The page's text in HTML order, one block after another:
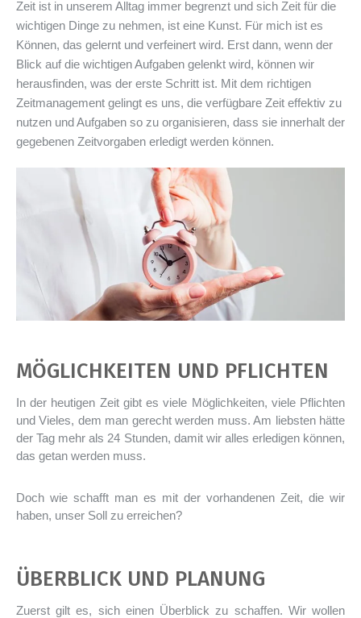
Zeit ist in unserem Alltag immer begrenzt und sich Zeit für die
wichtigen Dinge zu nehmen, ist eine Kunst. Für mich ist es
Können, das gelernt und verfeinert wird. Erst dann, wenn der
Blick auf die wichtigen Aufgaben gelenkt wird, können wir
herausfinden, was der erste Schritt ist. Mit dem richtigen
Zeitmanagement gelingt es uns, die verfügbare Zeit effektiv zu
nutzen und Aufgaben so zu organisieren, dass sie innerhalt der
gegebenen Zeitvorgaben erledigt werden können.
MÖGLICHKEITEN UND PFLICHTEN
In der heutigen Zeit gibt es viele Möglichkeiten, viele Pflichten
und Vieles, dem man gerecht werden muss. Am liebsten hätte
der Tag mehr als 24 Stunden, damit wir alles erledigen können,
das getan werden muss.
Doch wie schafft man es mit der vorhandenen Zeit, die wir
haben, unser Soll zu erreichen?
ÜBERBLICK UND PLANUNG
Zuerst gilt es, sich einen Überblick zu schaffen. Wir wollen